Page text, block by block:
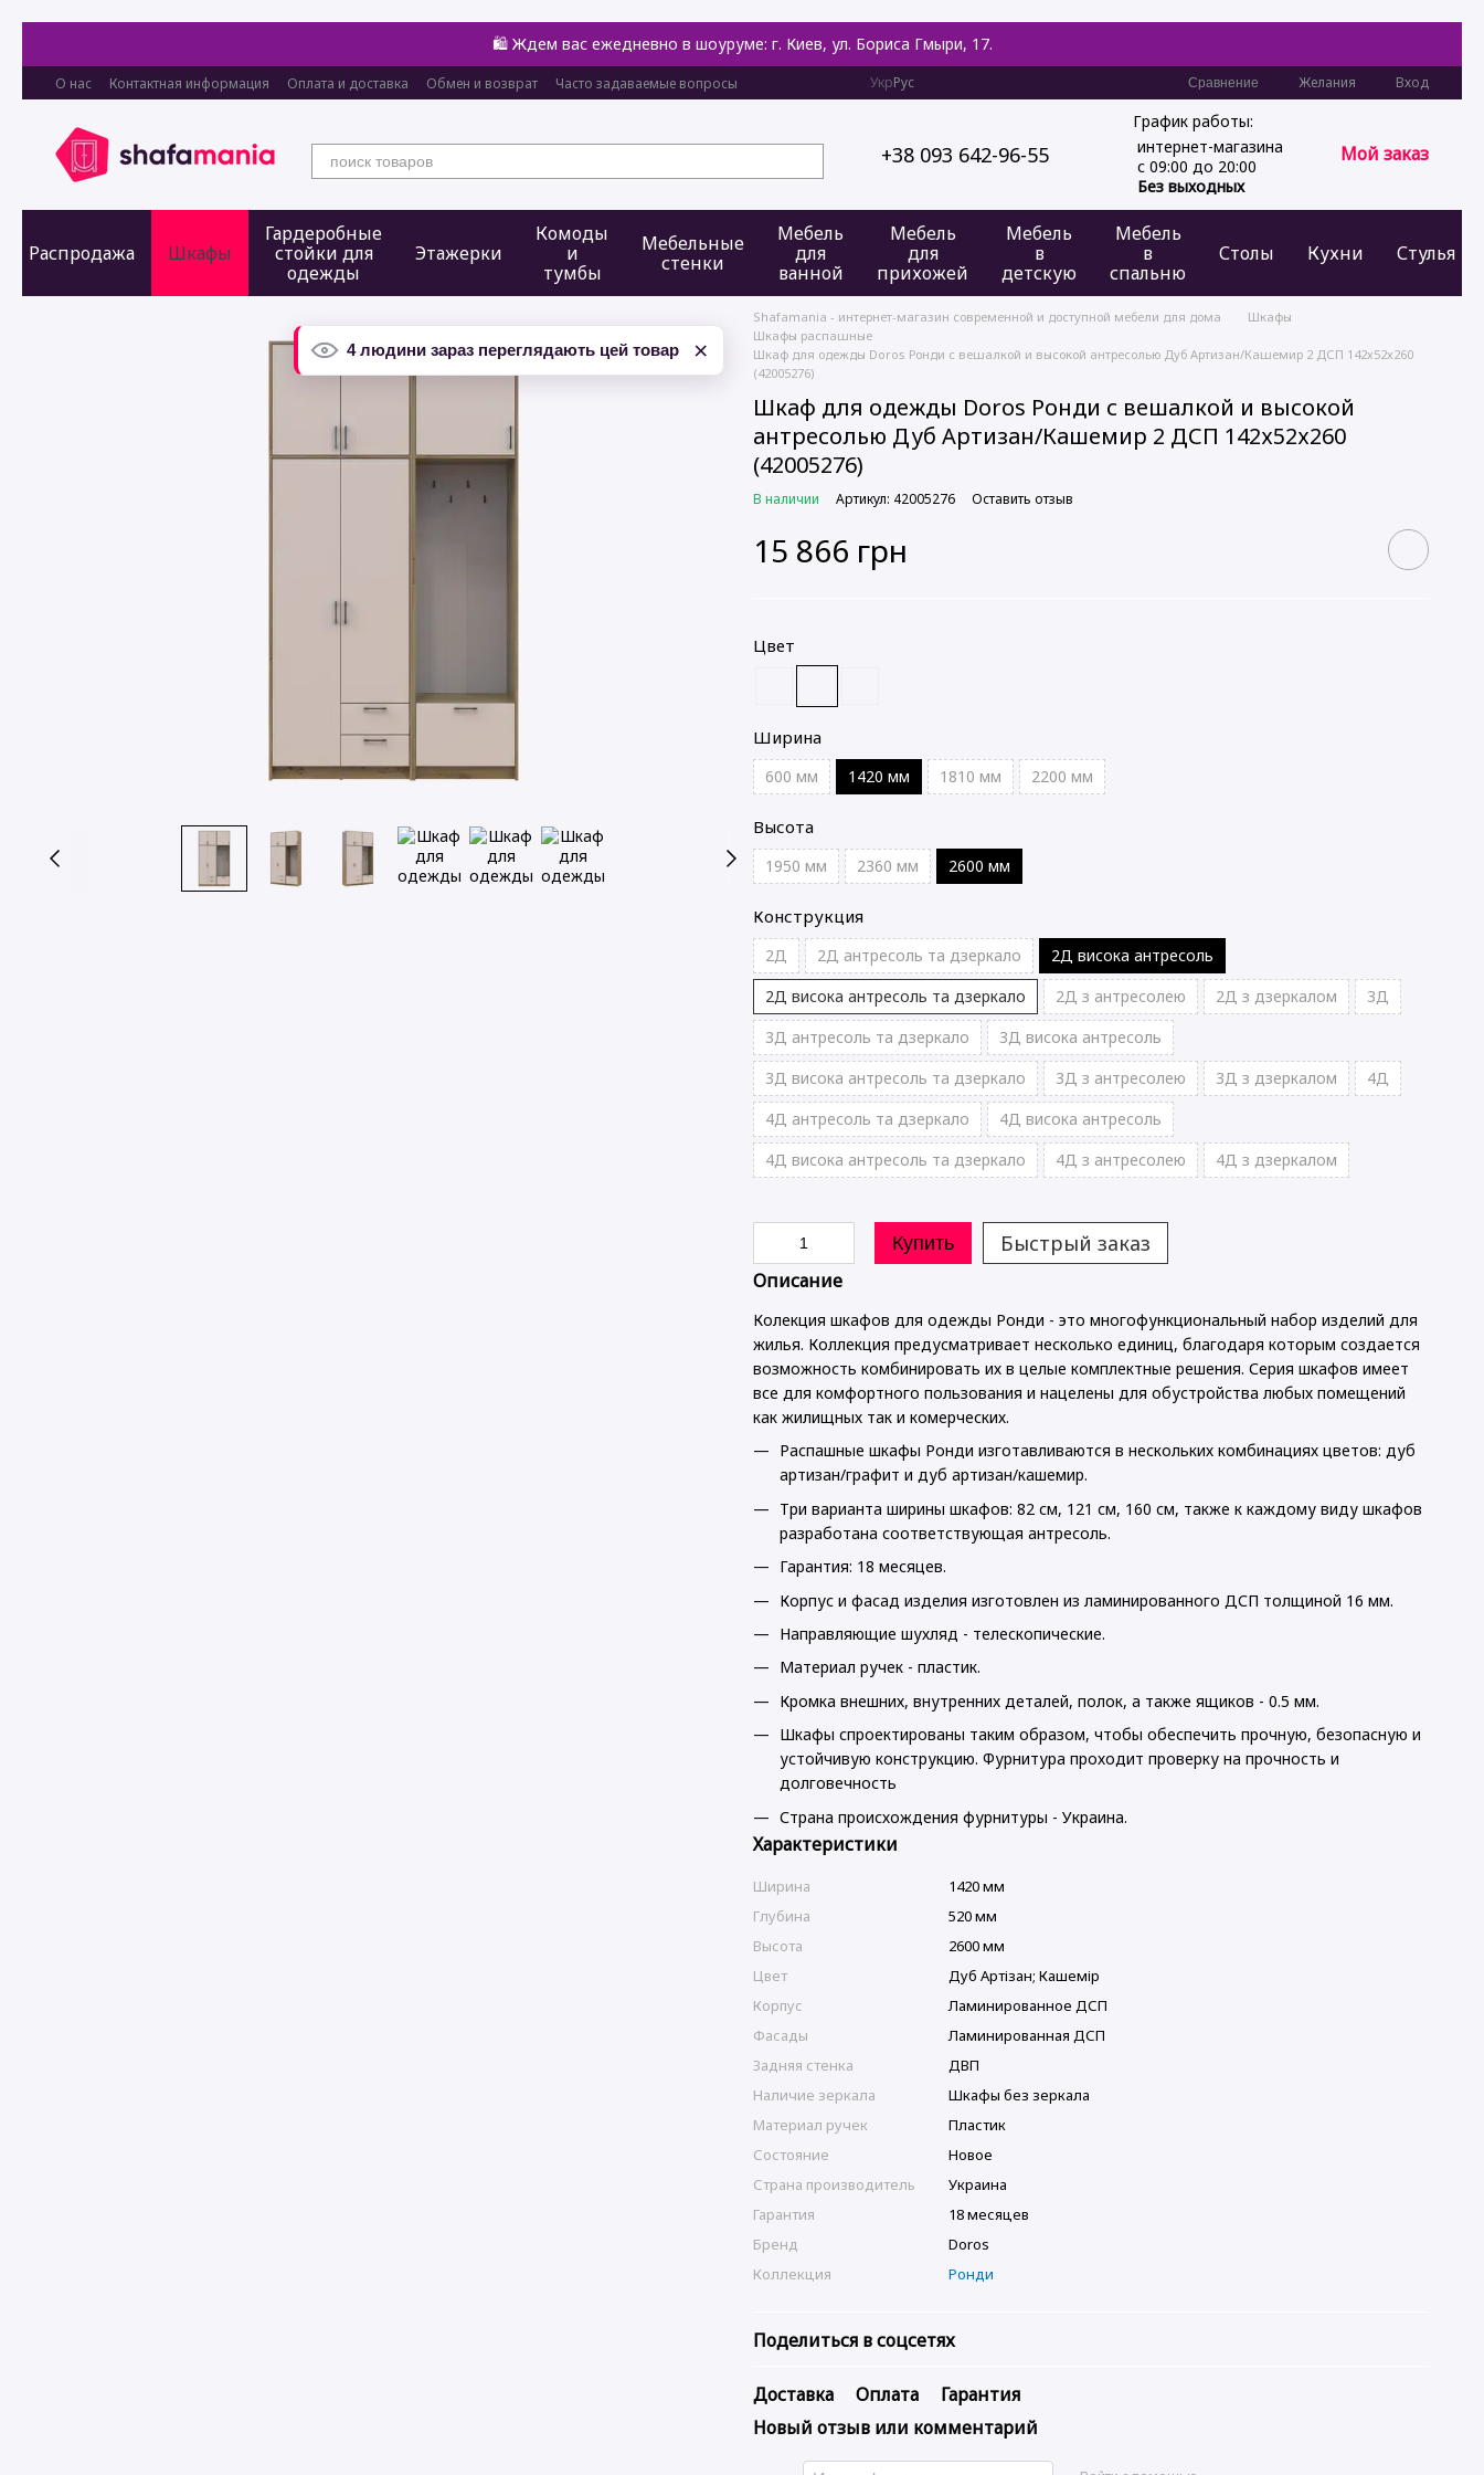
🛍️ Ждем вас ежедневно в шоуруме: г. Киев, ул. Бориса Гмыри, 17.
О нас Контактная информация Оплата и доставка Обмен и возврат Часто задаваемые вопросы УкрРус Сравнение Желания Вход
+38 093 642-96-55
График работы:
интернет-магазина
с 09:00 до 20:00
Без выходных
Мой заказ
Распродажа Шкафы
Гардеробные
стойки для
одежды
Этажерки
Комоды
и
тумбы
Мебельные
стенки
Мебель
для
ванной
Мебель
для
прихожей
Мебель
в
детскую
Мебель
в
спальню
Столы Кухни Стулья
4 людини зараз переглядають цей товар ×
Shafamania - интернет-магазин современной и доступной мебели для дома
Шкафы
Шкафы распашные
Шкаф для одежды Doros Ронди с вешалкой и высокой антресолью Дуб Артизан/Кашемир 2 ДСП 142х52х260
(42005276)
Шкаф для одежды Doros Ронди с вешалкой и высокой
антресолью Дуб Артизан/Кашемир 2 ДСП 142х52х260
(42005276)
В наличии Артикул: 42005276 Оставить отзыв
15 866 грн
Цвет
Ширина
600 мм 1420 мм 1810 мм 2200 мм
Высота
1950 мм 2360 мм 2600 мм
Конструкция
2Д 2Д антресоль та дзеркало
2Д висока антресоль
2Д висока антресоль та дзеркало
2Д з антресолею 2Д з дзеркалом
3Д
3Д антресоль та дзеркало
3Д висока антресоль
3Д висока антресоль та дзеркало
3Д з антресолею 3Д з дзеркалом
4Д
4Д антресоль та дзеркало
4Д висока антресоль
4Д висока антресоль та дзеркало
4Д з антресолею 4Д з дзеркалом
Купить Быстрый заказ
Описание
Колекция шкафов для одежды Ронди - это многофункциональный набор изделий для
жилья. Коллекция предусматривает несколько единиц, благодаря которым создается
возможность комбинировать их в целые комплектные решения. Серия шкафов имеет
все для комфортного пользования и нацелены для обустройства любых помещений
как жилищных так и комерческих.
Распашные шкафы Ронди изготавливаются в нескольких комбинациях цветов: дуб
артизан/графит и дуб артизан/кашемир.
Три варианта ширины шкафов: 82 см, 121 см, 160 см, также к каждому виду шкафов
разработана соответствующая антресоль.
Гарантия: 18 месяцев.
Корпус и фасад изделия изготовлен из ламинированного ДСП толщиной 16 мм.
Направляющие шухляд - телескопические.
Материал ручек - пластик.
Кромка внешних, внутренних деталей, полок, а также ящиков - 0.5 мм.
Шкафы спроектированы таким образом, чтобы обеспечить прочную, безопасную и
устойчивую конструкцию. Фурнитура проходит проверку на прочность и
долговечность
Страна происхождения фурнитуры - Украина.
Характеристики
Ширина
1420 мм
Глубина
520 мм
Высота
2600 мм
Цвет
Дуб Артізан; Кашемір
Корпус
Ламинированное ДСП
Фасады
Ламинированная ДСП
Задняя стенка
ДВП
Наличие зеркала
Шкафы без зеркала
Материал ручек
Пластик
Состояние
Новое
Страна производитель
Украина
Гарантия
18 месяцев
Бренд
Doros
Коллекция
Ронди
Поделиться в соцсетях
Доставка Оплата
Гарантия
Новый отзыв или комментарий